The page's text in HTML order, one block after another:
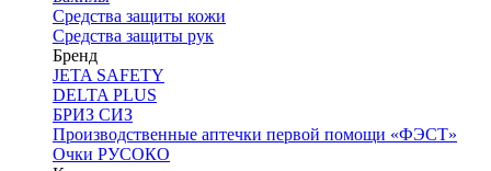
Средства защиты кожи
Средства защиты рук
Бренд
JETA SAFETY
DELTA PLUS
БРИЗ СИЗ
Производственные аптечки первой помощи «ФЭСТ»
Очки РУСОКО